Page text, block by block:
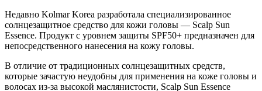
Недавно Kolmar Korea разработала специализированное
солнцезащитное средство для кожи головы — Scalp Sun
Essence. Продукт с уровнем защиты SPF50+ предназначен для
непосредственного нанесения на кожу головы.
В отличие от традиционных солнцезащитных средств,
которые зачастую неудобны для применения на коже головы и
волосах из-за высокой маслянистости, Scalp Sun Essence